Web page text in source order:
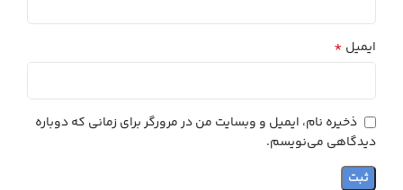
ایمیل *
ذخیره نام، ایمیل و وبسایت من در مرورگر برای زمانی که دوباره
دیدگاهی می‌نویسم.